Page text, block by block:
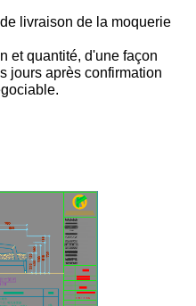
livraison de la moquerie
et quantité, d'une façon
jours après confirmation